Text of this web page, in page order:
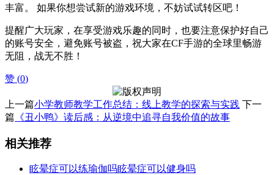
丰富。 如果你想尝试新的游戏环境，不妨试试转区吧！
提醒广大玩家，在享受游戏乐趣的同时，也要注意保护好自己
的账号安全，避免账号被盗，祝大家在CF手游的全球里畅游
无阻，战无不胜！
赞 (0)
上一篇小学教师教学工作总结：线上教学的探索与实践 下一
篇 《丑小鸭》读后感：从逆境中追寻自我价值的故事
相关推荐
眩晕症可以练瑜伽吗眩晕症可以健身吗